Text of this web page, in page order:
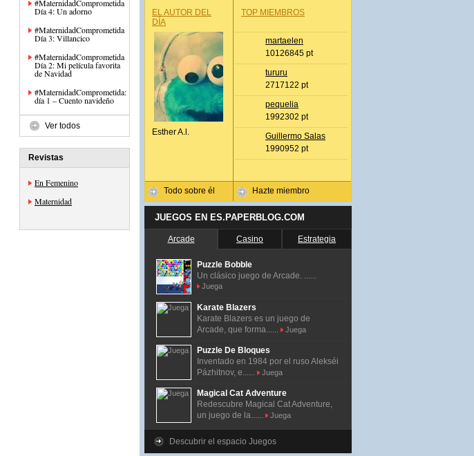
#MaternidadComprometida
Día 4: Un adorno
#MaternidadComprometida
Día 3: Villancico
#MaternidadComprometida
Día 2: Mi película favorita
de Navidad
#MaternidadComprometida:
día 1 – Cuento navideño
Ver todos
Revistas
En Femenino
Maternidad
EL AUTOR DEL
DÍA
Esther A.l.
Todo sobre él
TOP MIEMBROS
martaelen
10126845 pt
tururu
2717122 pt
pequelia
1992302 pt
Guillermo Salas
1990952 pt
Hazte miembro
JUEGOS EN ES.PAPERBLOG.COM
Arcade Casino Estrategia
Puzzle Bobble
Un clásico juego de Arcade. ......
Juega
Karate Blazers
Karate Blazers es un juego de
Arcade, que forma......
Juega
Puzzle De Bloques
Inventado en 1984 por el ruso Alekséi
Pázhitnov, e......
Juega
Magical Cat Adventure
Redescubre Magical Cat Adventure,
un juego de la......
Juega
Descubrir el espacio Juegos